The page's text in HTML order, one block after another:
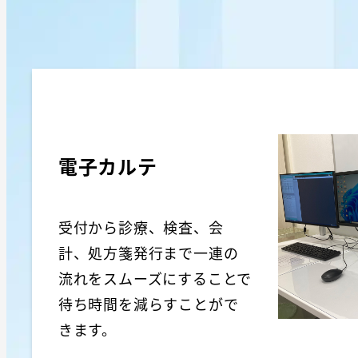
電子カルテ
受付から診療、検査、会
計、処方箋発行まで一連の
流れをスムーズにすることで
待ち時間を減らすことがで
きます。